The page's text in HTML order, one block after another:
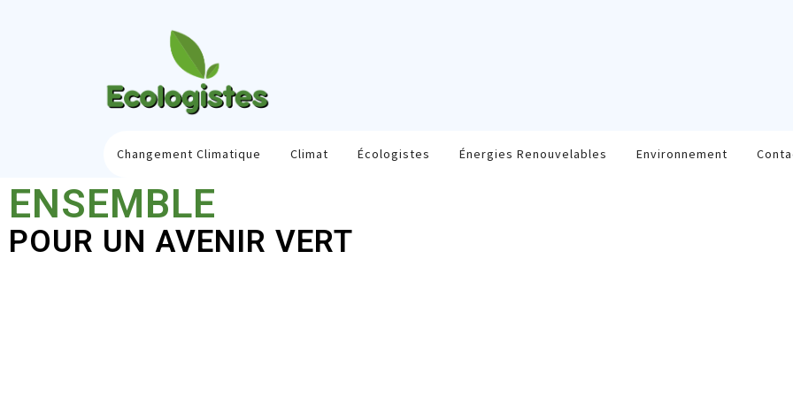
Changement Climatique Climat Écologistes Énergies Renouvelables Environnement
ENSEMBLE
POUR UN AVENIR VERT